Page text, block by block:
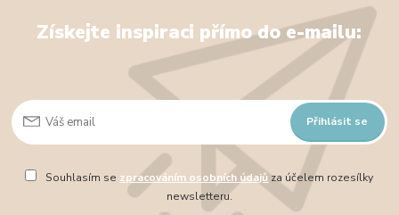
Získejte inspiraci přímo do e-mailu:
Přihlásit se
Souhlasím se zpracováním osobních údajůza účelem rozesílky
newsletteru.